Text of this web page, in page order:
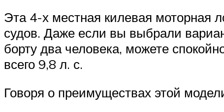
Эта 4-х местная килевая моторная
судов. Даже если вы выбрали
борту два человека, можете
всего 9,8 л. с.
Говоря о преимуществах этой